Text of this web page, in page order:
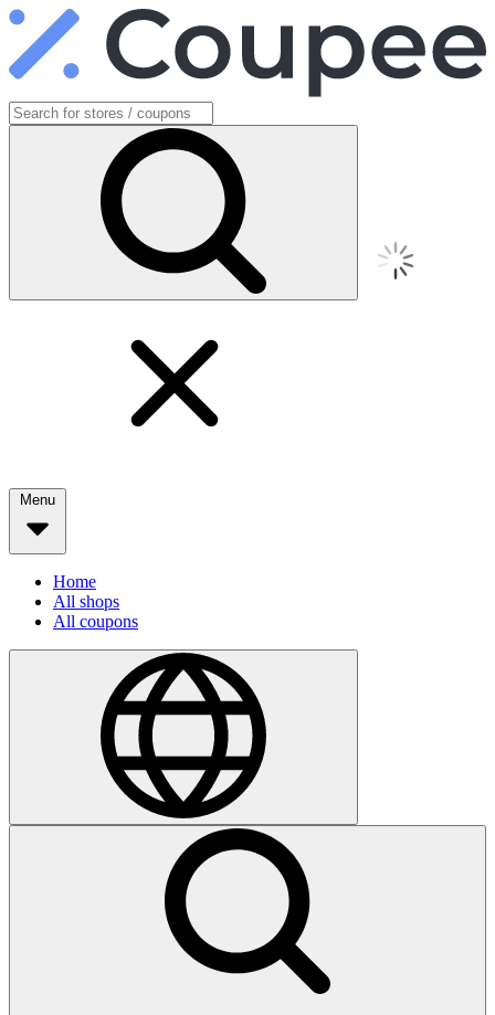
Menu
Home
All shops
All coupons